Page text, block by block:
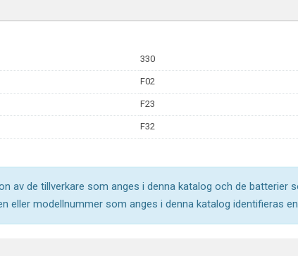
330
F02
F23
F32
av de tillverkare som anges i denna katalog och de batterier
eller modellnummer som anges i denna katalog identifieras